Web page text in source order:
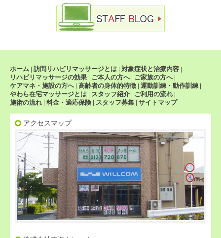
ホーム | 訪問リハビリマッサージとは | 対象症状と治療内容 |
リハビリマッサージの効果 | ご本人の方へ| ご家族の方へ|
ケアマネ・施設の方へ| 高齢者の身体的特徴 | 運動訓練・動作訓練 |
やわら在宅マッサージとは | スタッフ紹介 | ご利用の流れ |
施術の流れ | 料金・適応保険 | スタッフ募集 | サイトマップ
アクセスマップ